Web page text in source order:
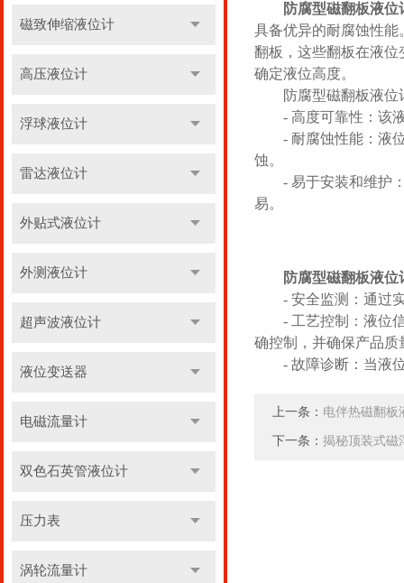
磁致伸缩液位计
高压液位计
浮球液位计
雷达液位计
外贴式液位计
外测液位计
超声波液位计
液位变送器
电磁流量计
双色石英管液位计
压力表
涡轮流量计
防腐型磁翻板液位
具备优异的耐腐蚀性
翻板，这些翻板在液
确定液位高度。
防腐型磁翻板液位
- 高度可靠性：该液
- 耐腐蚀性能：液位
蚀。
- 易于安装和维护：
易。
防腐型磁翻板液位
- 安全监测：通过实
- 工艺控制：液位信
确控制，并确保产品质
- 故障诊断：当液位
上一条： 电伴热磁翻板
下一条： 揭秘顶装式磁